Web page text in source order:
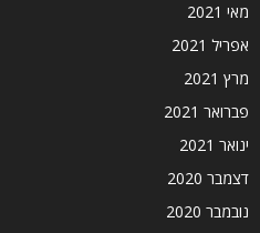
מאי 2021
אפריל 2021
מרץ 2021
פברואר 2021
ינואר 2021
דצמבר 2020
נובמבר 2020